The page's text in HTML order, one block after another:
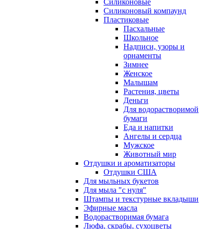
Силиконовые
Силиконовый компаунд
Пластиковые
Пасхальные
Школьное
Надписи, узоры и
орнаменты
Зимнее
Женское
Малышам
Растения, цветы
Деньги
Для водорастворимой
бумаги
Еда и напитки
Ангелы и сердца
Мужское
Животный мир
Отдушки и ароматизаторы
Отдушки США
Для мыльных букетов
Для мыла "с нуля"
Штампы и текстурные вкладыши
Эфирные масла
Водорастворимая бумага
Люфа, скрабы, сухоцветы